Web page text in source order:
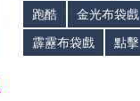
跑酷
金光布袋戲
霹靂布袋戲
點擊